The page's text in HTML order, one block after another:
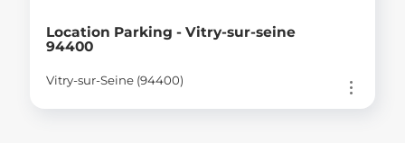
Location Parking - Vitry-sur-seine
94400
Vitry-sur-Seine (94400)